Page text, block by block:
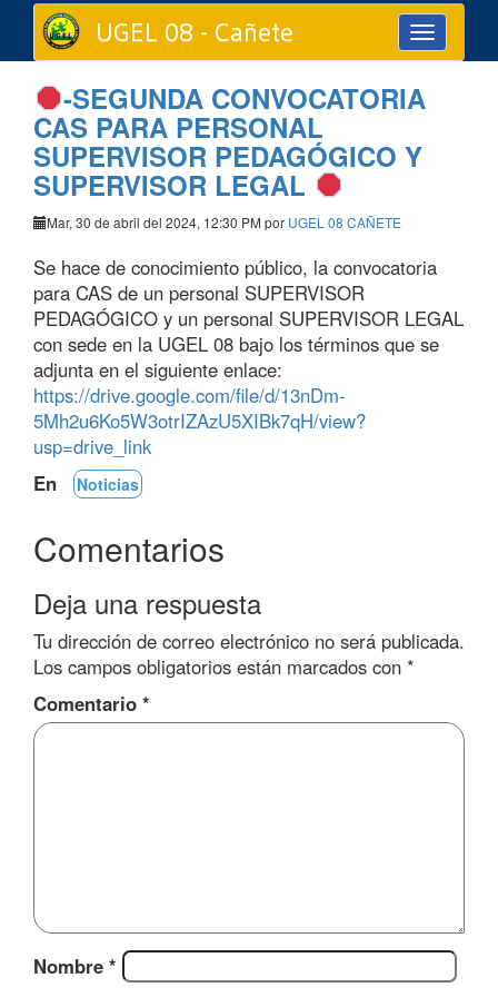
Toggle
navigation
UGEL 08 - Cañete
-SEGUNDA CONVOCATORIA
CAS PARA PERSONAL
SUPERVISOR PEDAGÓGICO Y
SUPERVISOR LEGAL
Mar, 30 de abril del 2024, 12:30 PM por UGEL 08 CAÑETE
Se hace de conocimiento público, la convocatoria
para CAS de un personal SUPERVISOR
PEDAGÓGICO y un personal SUPERVISOR LEGAL
con sede en la UGEL 08 bajo los términos que se
adjunta en el siguiente enlace:
https://drive.google.com/file/d/13nDm-
5Mh2u6Ko5W3otrIZAzU5XIBk7qH/view?
usp=drive_link
En
Noticias
Comentarios
Deja una respuesta
Tu dirección de correo electrónico no será publicada.
Los campos obligatorios están marcados con *
Comentario *
Nombre *